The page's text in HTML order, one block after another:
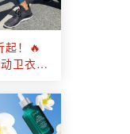
！🔥
卫衣